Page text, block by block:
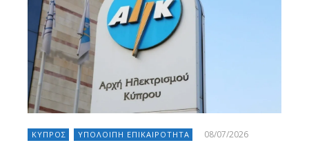
ΚΥΠΡΟΣ ΥΠΟΛΟΙΠΗ ΕΠΙΚΑΙΡΟΤΗΤΑ 08/07/2026